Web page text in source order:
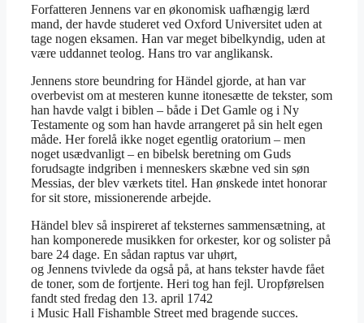
Forfatteren Jennens var en økonomisk uafhængig lærd
mand, der havde studeret ved Oxford Universitet uden at
tage nogen eksamen. Han var meget bibelkyndig, uden at
være uddannet teolog. Hans tro var anglikansk.
Jennens store beundring for Händel gjorde, at han var
overbevist om at mesteren kunne itonesætte de tekster, som
han havde valgt i biblen – både i Det Gamle og i Ny
Testamente og som han havde arrangeret på sin helt egen
måde. Her forelå ikke noget egentlig oratorium – men
noget usædvanligt – en bibelsk beretning om Guds
forudsagte indgriben i menneskers skæbne ved sin søn
Messias, der blev værkets titel. Han ønskede intet honorar
for sit store, missionerende arbejde.
Händel blev så inspireret af teksternes sammensætning, at
han komponerede musikken for orkester, kor og solister på
bare 24 dage. En sådan raptus var uhørt,
og Jennens tvivlede da også på, at hans tekster havde fået
de toner, som de fortjente. Heri tog han fejl. Uropførelsen
fandt sted fredag den 13. april 1742
i Music Hall Fishamble Street med bragende succes.